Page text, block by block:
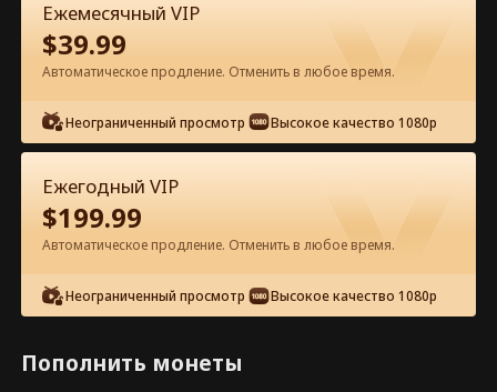
Эпизод 11 - Потерянная прима-
0-49
11 12 15
1.8k 43k
Бесплатный доступ
Ежемесячный VIP
$39.99
Автоматическое продление. Отменить в любое время.
Неограниченный просмотр Высокое качество 1080p
Ежегодный VIP
$199.99
Автоматическое продление. Отменить в любое время.
Неограниченный просмотр Высокое качество 1080p
Пополнить монеты